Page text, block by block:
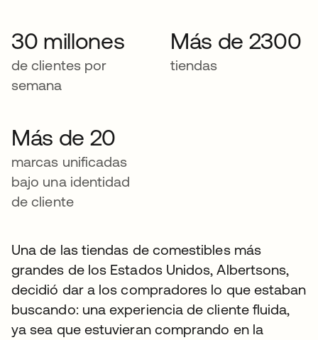
30 millones
de clientes por
semana
Más de 2300
tiendas
Más de 20
marcas unificadas
bajo una identidad
de cliente
Una de las tiendas de comestibles más
grandes de los Estados Unidos, Albertsons,
decidió dar a los compradores lo que estaban
buscando: una experiencia de cliente fluida,
ya sea que estuvieran comprando en la